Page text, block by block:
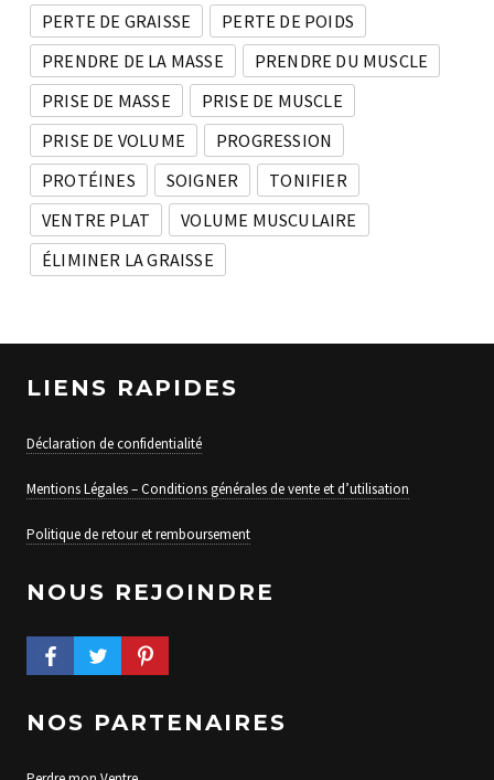
PERTE DE GRAISSE
PERTE DE POIDS
PRENDRE DE LA MASSE
PRENDRE DU MUSCLE
PRISE DE MASSE
PRISE DE MUSCLE
PRISE DE VOLUME
PROGRESSION
PROTÉINES
SOIGNER
TONIFIER
VENTRE PLAT
VOLUME MUSCULAIRE
ÉLIMINER LA GRAISSE
LIENS RAPIDES
Déclaration de confidentialité
Mentions Légales – Conditions générales de vente et d’utilisation
Politique de retour et remboursement
NOUS REJOINDRE
FACEBOOK PROFILE
TWITTER PROFILEPINTEREST PROFILE
NOS PARTENAIRES